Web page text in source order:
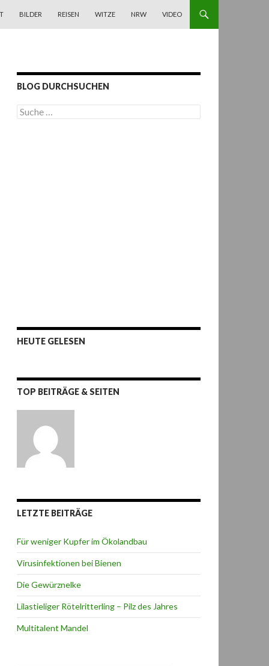
BILDER REISEN WITZE NRW VIDEO
BLOG DURCHSUCHEN
S
u
HEUTE GELESEN
TOP BEITRÄGE & SEITEN
LETZTE BEITRÄGE
Für weniger Kupfer im Ökolandbau
Virusinfektionen bei Bienen
Die Gewürznelke
Lilastieliger Rötelritterling – Pilz des Jahres
Multitalent Mandel